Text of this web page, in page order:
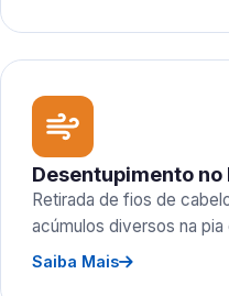
Desentupimento no
Retirada de fios de
acúmulos diversos na pia
Saiba Mais